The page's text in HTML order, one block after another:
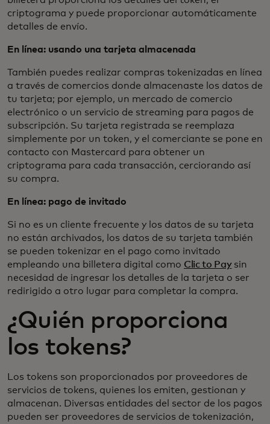
criptograma y puede proporcionar automáticamente
detalles de envío.
En línea: usando una tarjeta almacenada
También puedes realizar compras tokenizadas en línea
a través de comercios donde almacenaste los datos de
tu tarjeta; por ejemplo, un mercado de comercio
electrónico o un servicio de streaming para pagos de
subscripción. Su tarjeta registrada se reemplaza
simplemente por un token, y el comerciante se pone en
contacto con Mastercard para obtener un
criptograma para cada transacción, cerciorando así
su compra.
En línea: pago de invitado
Si no es un cliente frecuente y los datos de su tarjeta
no están archivados, los datos de su tarjeta también
se pueden tokenizar en el pago como invitado
empleando una billetera digital como Clic to Paysin
necesidad de ingresar los detalles de la tarjeta o ser
redirigido a otro lugar para completar la compra.
¿Quién proporciona
los tokens?
Los tokens son proporcionados por proveedores de
servicios de tokens, quienes los emiten, gestionan y
almacenan. Diversas entidades del sector de los pagos
pueden ser proveedores de servicios de tokenización,